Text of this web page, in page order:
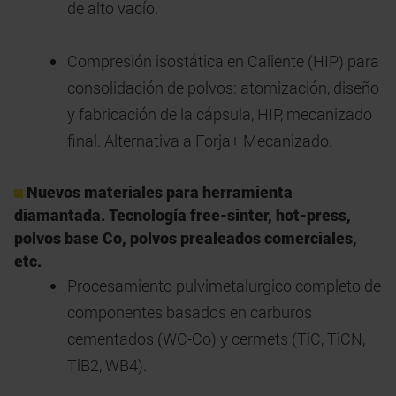
de alto vacío.
Compresión isostática en Caliente (HIP) para
consolidación de polvos: atomización, diseño
y fabricación de la cápsula, HIP, mecanizado
final. Alternativa a Forja+ Mecanizado.
Nuevos materiales para herramienta
diamantada. Tecnología free-sinter, hot-press,
polvos base Co, polvos prealeados comerciales,
etc.
Procesamiento pulvimetalurgico completo de
componentes basados en carburos
cementados (WC-Co) y cermets (TiC, TiCN,
TiB2, WB4).